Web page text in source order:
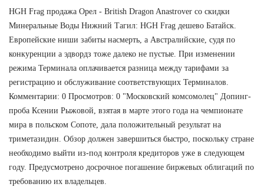
HGH Frag продажа Орел - British Dragon Anastrover со скидки
Минеральные Воды Нижний Тагил: HGH Frag дешево Батайск.
Европейские ниши забиты насмерть, а Австралийские, судя по
конкуренции а эдвордз тоже далеко не пустые. При изменении
режима Терминала оплачивается разница между тарифами за
регистрацию и обслуживание соответствующих Терминалов.
Комментарии: 0 Просмотров: 0 "Московский комсомолец" Допинг-
проба Ксении Рыжовой, взятая в марте этого года на чемпионате
мира в польском Сопоте, дала положительный результат на
триметазидин. Обзор должен завершиться быстро, поскольку стране
необходимо выйти из-под контроля кредиторов уже в следующем
году. Предусмотрено досрочное погашение биржевых облигаций по
требованию их владельцев.